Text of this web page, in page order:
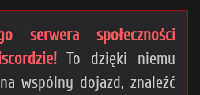
serwera społeczności
To dzięki niemu
wspólny dojazd, znaleźć